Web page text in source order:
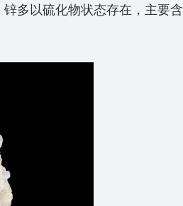
多以硫化物状态存在，主要含